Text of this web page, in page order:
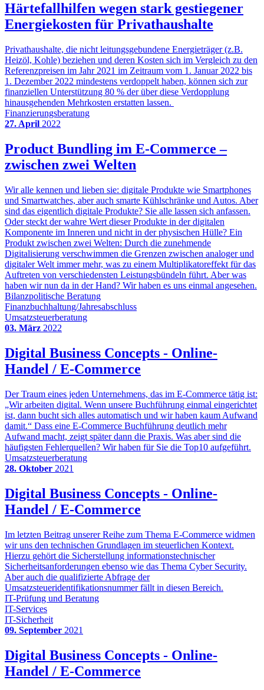
Härtefallhilfen wegen stark gestiegener
Energiekosten für Privathaushalte
Privathaushalte, die nicht leitungsgebundene Energieträger (z.B.
Heizöl, Kohle) beziehen und deren Kosten sich im Vergleich zu den
Referenzpreisen im Jahr 2021 im Zeitraum vom 1. Januar 2022 bis
1. Dezember 2022 mindestens verdoppelt haben, können sich zur
finanziellen Unterstützung 80 % der über diese Verdopplung
hinausgehenden Mehrkosten erstatten lassen.
Finanzierungsberatung
27. April 2022
Product Bundling im E-Commerce –
zwischen zwei Welten
Wir alle kennen und lieben sie: digitale Produkte wie Smartphones
und Smartwatches, aber auch smarte Kühlschränke und Autos. Aber
sind das eigentlich digitale Produkte? Sie alle lassen sich anfassen.
Oder steckt der wahre Wert dieser Produkte in der digitalen
Komponente im Inneren und nicht in der physischen Hülle? Ein
Produkt zwischen zwei Welten: Durch die zunehmende
Digitalisierung verschwimmen die Grenzen zwischen analoger und
digitaler Welt immer mehr, was zu einem Multiplikatoreffekt für das
Auftreten von verschiedensten Leistungsbündeln führt. Aber was
haben wir nun da in der Hand? Wir haben es uns einmal angesehen.
Bilanzpolitische Beratung
Finanzbuchhaltung/Jahresabschluss
Umsatzsteuerberatung
03. März 2022
Digital Business Concepts - Online-
Handel / E-Commerce
Der Traum eines jeden Unternehmens, das im E-Commerce tätig ist:
„Wir arbeiten digital. Wenn unsere Buchführung einmal eingerichtet
ist, dann bucht sich alles automatisch und wir haben kaum Aufwand
damit.“ Dass eine E-Commerce Buchführung deutlich mehr
Aufwand macht, zeigt später dann die Praxis. Was aber sind die
häufigsten Fehlerquellen? Wir haben für Sie die Top10 aufgeführt.
Umsatzsteuerberatung
28. Oktober 2021
Digital Business Concepts - Online-
Handel / E-Commerce
Im letzten Beitrag unserer Reihe zum Thema E-Commerce widmen
wir uns den technischen Grundlagen im steuerlichen Kontext.
Hierzu gehört die Sicherstellung informationstechnischer
Sicherheitsanforderungen ebenso wie das Thema Cyber Security.
Aber auch die qualifizierte Abfrage der
Umsatzsteueridentifikationsnummer fällt in diesen Bereich.
IT-Prüfung und Beratung
IT-Services
IT-Sicherheit
09. September 2021
Digital Business Concepts - Online-
Handel / E-Commerce